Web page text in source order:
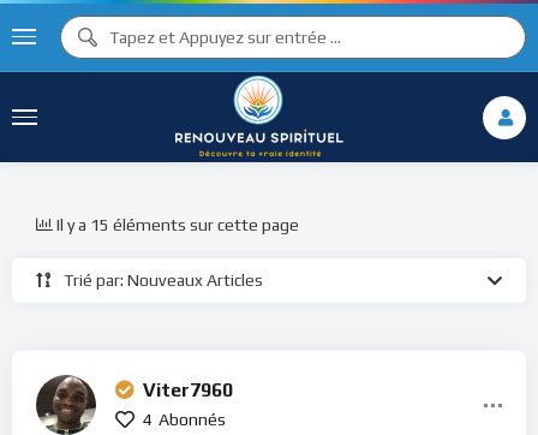
Trié par: Nouveaux Articles
Il y a 15 éléments sur cette page
Viter7960
4 Abonnés